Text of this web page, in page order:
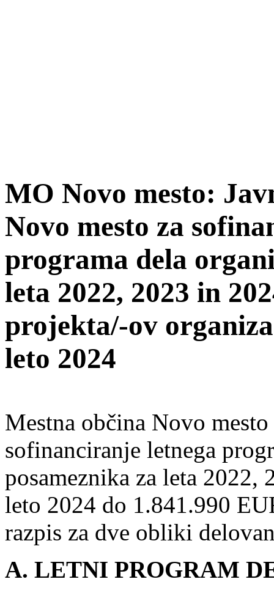
MO Novo mesto:
Novo mesto za
programa dela
leta 2022, 2023 in
projekta/-ov
leto 2024
Mestna občina Novo
sofinanciranje letnega
posameznika za leta
leto 2024 do 1.841.990
razpis za dve obliki
A. LETNI PROGRAM